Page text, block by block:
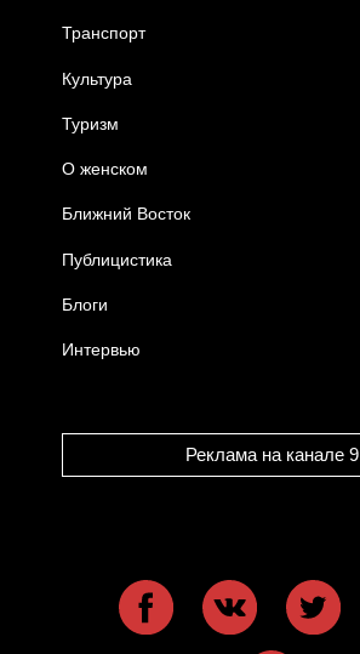
Транспорт
Культура
Туризм
О женском
Ближний Восток
Публицистика
Блоги
Интервью
Реклама на канале 9